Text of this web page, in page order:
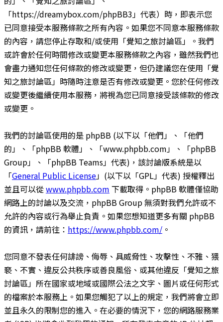
「https://dreamybox.com/phpBB3」代表）時，即表示您
已同意接受本服務條款之所有內容。如果您不同意本服務條款
的內容，請您停止存取和/或使用「覺知之旅討論區」。我們
或許會於任何時間修改或變更本服務條款之內容，雖然我們也
會盡力通知您任何條款的修改或變更，但仍建議您在使用「覺
知之旅討論區」時隨時注意是否有修改或變更。您於任何修改
或變更後繼續使用本服務，將視為您已同意接受該條款的修改
或變更。
我們的討論區使用的是 phpBB (以下以「他們」、「他們
的」、「phpBB 軟體」、「www.phpbb.com」、「phpBB
Group」、「phpBB Teams」代表)，該討論版系統是以
「General Public License」(以下以「GPL」代表) 授權釋出
並且可以從www.phpbb.com 下載取得。phpBB 軟體僅協助
網路上的討論以及交流，phpBB Group 無須對我們允許或不
允許的內容或行為舉止負責。如果您想知道更多有關 phpBB
的資訊，請前往： https://www.phpbb.com/ 。
您同意不發表任何誹謗、侮辱、具威脅性、攻擊性、不雅、猥
褻、不實、違反公共秩序或善良風俗、或其他違反「覺知之旅
討論區」所在國家或地域或國際公法之文字、圖片或任何形式
的檔案於本服務上。如果您觸犯了以上的規定，我們將會立即
並且永久的限制您的進入。在必要的情況下，您的網路服務業